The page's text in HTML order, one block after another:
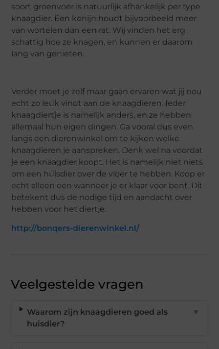
soort groenvoer is natuurlijk afhankelijk per type
knaagdier. Een konijn houdt bijvoorbeeld meer
van wortelen dan een rat. Wij vinden het erg
schattig hoe ze knagen, en kunnen er daarom
lang van genieten.
Verder moet je zelf maar gaan ervaren wat jij nou
echt zo leuk vindt aan de knaagdieren. Ieder
knaagdiertje is namelijk anders, en ze hebben
allemaal hun eigen dingen. Ga vooral dus even
langs een dierenwinkel om te kijken welke
knaagdieren je aanspreken. Denk wel na voordat
je een knaagdier koopt. Het is namelijk niet niets
om een huisdier over de vloer te hebben. Koop er
echt alleen een wanneer je er klaar voor bent. Dit
betekent dus de nodige tijd en aandacht over
hebben voor het diertje.
http://bonqers-dierenwinkel.nl/
Veelgestelde vragen
Waarom zijn knaagdieren goed als
huisdier?
▼